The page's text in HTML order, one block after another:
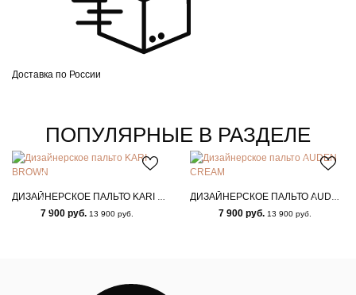
Доставка по России
ПОПУЛЯРНЫЕ В РАЗДЕЛЕ
7 900 руб. 13 900 руб. 7 900 руб. 13 900 руб.